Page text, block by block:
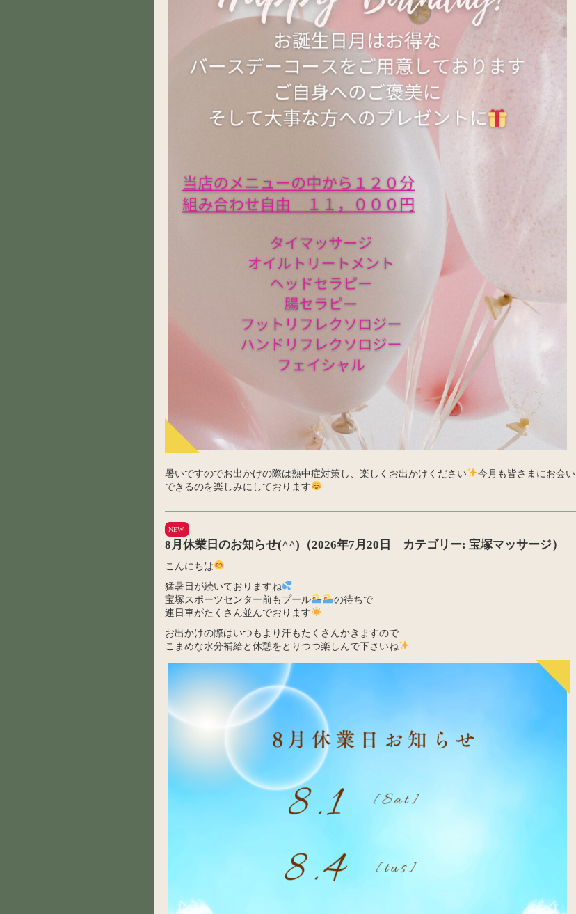
暑いですのでお出かけの際は熱中症対策し、楽しくお出かけください
今月も皆さまにお会い
できるのを楽しみにしております
NEW
8月休業日のお知らせ(^^)（2026年7月20日 カテゴリー: 宝塚マッサージ）
こんにちは
猛暑日が続いておりますね
宝塚スポーツセンター前もプール
の待ちで
連日車がたくさん並んでおります
お出かけの際はいつもより汗もたくさんかきますので
こまめな水分補給と休憩をとりつつ楽しんで下さいね